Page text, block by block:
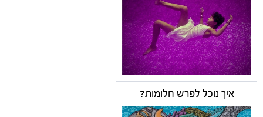
איך נוכל לפרש חלומות?